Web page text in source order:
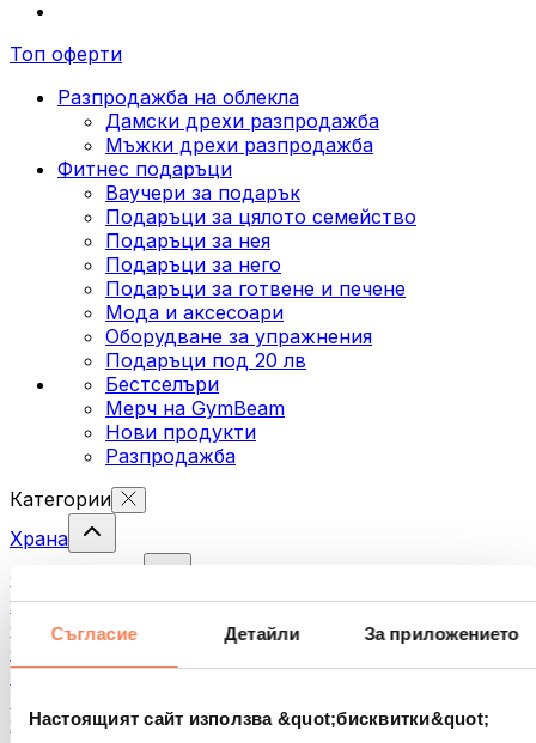
Съгласие Детайли За приложението
Настоящият сайт използва &quot;бисквитки&quot;
Топ оферти
Разпродажба на облекла
Дамски дрехи разпродажба
Мъжки дрехи разпродажба
Фитнес подаръци
Ваучери за подарък
Подаръци за цялото семейство
Подаръци за нея
Подаръци за него
Подаръци за готвене и печене
Мода и аксесоари
Оборудване за упражнения
Подаръци под 20 лв
Бестселъри
Мерч на GymBeam
Нови продукти
Разпродажба
Категории
Храна
Фитнес храна
Ядки
Семена
Спредове и кремове за мазане
Риба
Яйца